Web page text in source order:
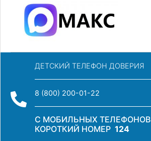
ДЕТСКИЙ ТЕЛЕФОН ДОВЕРИЯ
8 (800) 200-01-22
С МОБИЛЬНЫХ ТЕЛЕФОНОВ
КОРОТКИЙ НОМЕР 124